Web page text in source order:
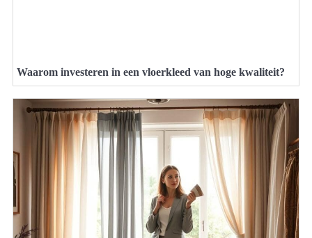
Waarom investeren in een vloerkleed van hoge kwaliteit?